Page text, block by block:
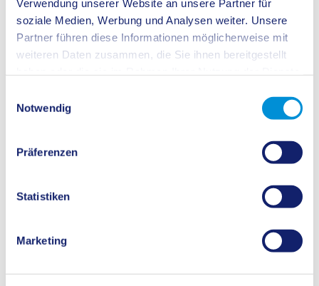
Verwendung unserer Website an unsere Partner für
soziale Medien, Werbung und Analysen weiter. Unsere
Partner führen diese Informationen möglicherweise mit
weiteren Daten zusammen, die Sie ihnen bereitgestellt
Notwendig
Präferenzen
Statistiken
Marketing
Hospiz zum hl. Franziskus
Hospiz zum hl.
Franziskus
Recklinghausen
Ergebnisbericht
28.09.2023(435
Ergebnisbericht
Karl-Pawlowski-
Ergebnisbericht